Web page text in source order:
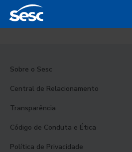
Sobre o Sesc
Central de Relacionamento
Transparência
Código de Conduta e Ética
Política de Privacidade